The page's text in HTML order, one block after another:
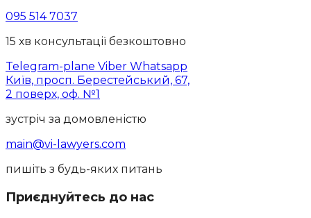
095 514 7037
15 хв консультації безкоштовно
Telegram-plane Viber Whatsapp
Київ, просп. Берестейський, 67,
2 поверх, оф. №1
зустріч за домовленістю
main@vi-lawyers.com
пишіть з будь-яких питань
Приєднуйтесь до нас